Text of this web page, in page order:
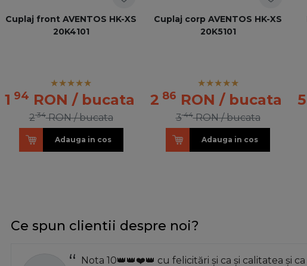
Cuplaj front AVENTOS HK-XS
20K4101
1 94 RON / bucata
234 RON / bucata
Adauga in cos
Cuplaj corp AVENTOS HK-XS
20K5101
2 86 RON / bucata
344 RON / bucata
Adauga in cos
5
Ce spun clientii despre noi?
Nota 10👑👑❤️👑 cu felicitări și ca și calitatea și